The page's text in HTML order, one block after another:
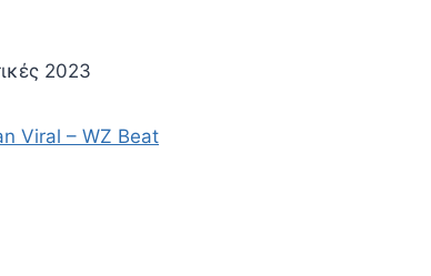
2023
Viral – WZ Beat